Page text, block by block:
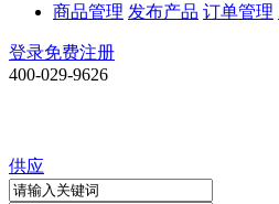
商品管理 发布产品 订单管理
登录免费注册
400-029-9626
供应